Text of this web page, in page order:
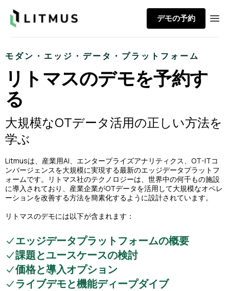
Litmus デモの予約
モダン・エッジ・データ・プラットフォーム
リトマスのデモを予約す
る
大規模なOTデータ活用の正しい方法を
学ぶ
Litmusは、産業用AI、エンタープライズアナリティクス、OT-ITコ
ンバージェンスを大規模に実現する最新のエッジデータプラットフ
ォームです。リトマス社のテクノロジーは、世界中の何千もの施設
に導入されており、産業企業がOTデータを活用して大規模なオペレ
ーションを改善する方法を簡素化するように設計されています。
リトマスのデモには以下が含まれます：
エッジデータプラットフォームの概要
課題とユースケースの検討
価格と導入オプション
ライブデモと機能ディープダイブ